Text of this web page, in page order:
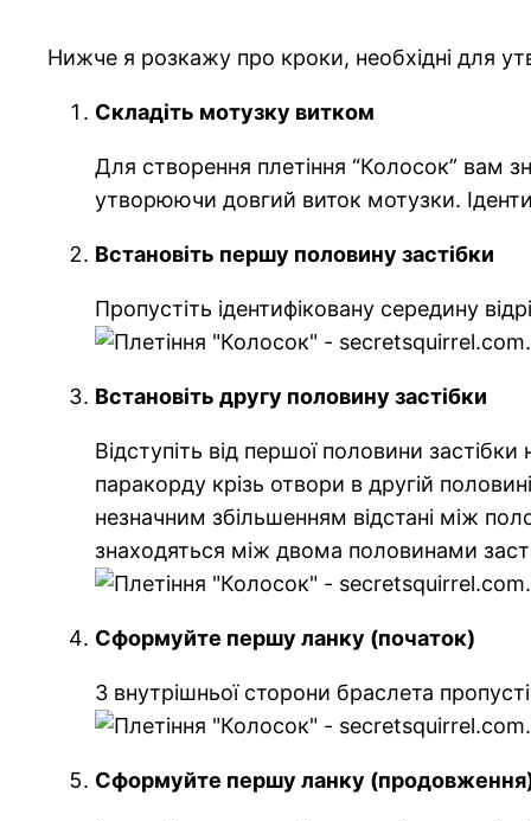
Нижче я розкажу про кроки, необхідні для
Складіть мотузку витком
Для створення плетіння “Колосок” вам
утворюючи довгий виток мотузки.
Встановіть першу половину застібки
Пропустіть ідентифіковану середину
Встановіть другу половину застібки
Відступіть від першої половини
паракорду крізь отвори в другій
незначним збільшенням відстані між
знаходяться між двома половинами
Сформуйте першу ланку (початок)
З внутрішньої сторони браслета
Сформуйте першу ланку